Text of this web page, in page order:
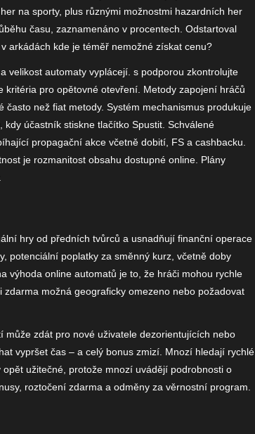
na sporty, plus různými možnostmi hazardních her
času, zaznamenáno v procentech. Odstartoval
arkádách kde je téměř nemožné získat cenu?
velikost automaty vyplácejí. s podporou zkontrolujte
pro opětovné otevření. Metody zapojení hráčů
než fiat metody. Systém mechanismus produkuje
účastník stiskne tlačítko Spustit. Schválené
propagační akce včetně dobití, FS a cashbacku.
je rozmanitost obsahu dostupné online. Plány
hry od předních tvůrců a usnadňují finanční operace
potenciální poplatky za směnný kurz, včetně doby
výhoda online automatů je to, že hráči mohou rychle
možná geograficky omezeno nebo požadovat
může zdát pro nové uživatele dezorientujících nebo
vypršet čas – a celý bonus zmizí. Mnozí hledají rychlé
užitečné, protože mnozí uvádějí podrobnosti o
roztočení zdarma a odměny za věrnostní program.